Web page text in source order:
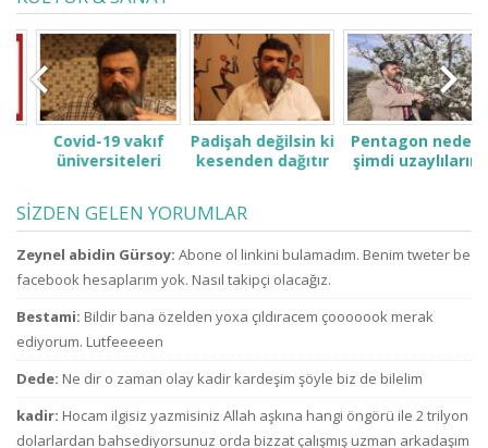
Covid-19 vakıf
üniversiteleri
ailelerini çok zor
durumda bıraktı
bekliyoruz!
Padişah değilsin ki
kesenden dağıtır
ne sanıyorsun ki
gibi
konuşuyorsun.
Pentagon neden
şimdi uzaylıların
içinde olduklarını
da açıklayacaklar
mı!
SİZDEN GELEN YORUMLAR
Zeynel abidin Gürsoy: Abone ol linkini bulamadım. Benim tweter be
facebook hesaplarım yok. Nasıl takipçi olacağız.
Bestami: Bildir bana özelden yoxa çıldıracem çooooook merak
ediyorum. Lutfeeeeen
Dede: Ne dir o zaman olay kadir kardeşim şöyle biz de bilelim
kadir: Hocam ilgisiz yazmisiniz Allah aşkına hangi öngörü ile 2 trilyon
dolarlardan bahsediyorsunuz orda bizzat çalışmış uzman arkadaşım